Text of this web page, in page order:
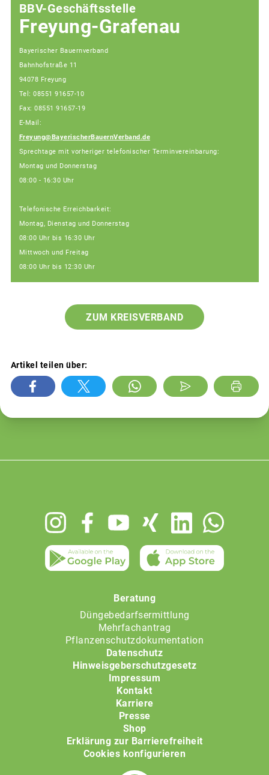
BBV-Geschäftsstelle
Freyung-Grafenau
Bayerischer Bauernverband
Bahnhofstraße 11
94078 Freyung
Tel: 08551 91657-10
Fax: 08551 91657-19
E-Mail:
Freyung@BayerischerBauernVerband.de
Sprechtage mit vorheriger telefonischer Terminvereinbarung:
Montag und Donnerstag
08:00 - 16:30 Uhr
Telefonische Erreichbarkeit:
Montag, Dienstag und Donnerstag
08:00 Uhr bis 16:30 Uhr
Mittwoch und Freitag
08:00 Uhr bis 12:30 Uhr
ZUM KREISVERBAND
Artikel teilen über:
Beratung
Düngebedarfsermittlung
Mehrfachantrag
Pflanzenschutzdokumentation
Datenschutz
Hinweisgeberschutzgesetz
Impressum
Kontakt
Karriere
Presse
Shop
Erklärung zur Barrierefreiheit
Cookies konfigurieren